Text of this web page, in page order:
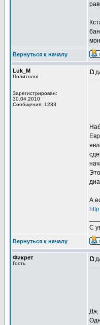
Вернуться к началу
Luk_M
Политолог
Зарегистрирован:
30.04.2010
Сообщения: 1233
А
С
Вернуться к началу
Фикрет
Гость
Да,